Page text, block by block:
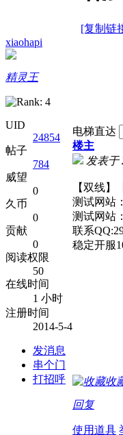
[复制链
xiaohapi
精灵王
UID
24854
帖子
784
威望
0
久币
0
贡献
0
阅读权限
50
在线时间
1 小时
注册时间
2014-5-4
发消息
串个门
打招呼
电梯直达
楼主
发表于
【双线
测试网站
测试网站
联系
稳定开服
收
回复
使用道具